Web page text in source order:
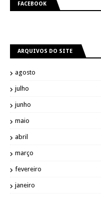
FACEBOOK
ARQUIVOS DO SITE
agosto
julho
junho
maio
abril
março
fevereiro
janeiro